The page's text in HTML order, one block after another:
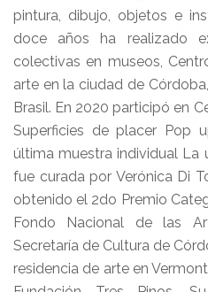
pintura, dibujo, objetos e
doce años ha realizado
colectivas en museos,
arte en la ciudad de
Brasil. En 2020 participó en
Superficies de placer Pop
última muestra individual La
fue curada por Verónica Di
obtenido el 2do Premio
Fondo Nacional de las
Secretaría de Cultura de
residencia de arte en